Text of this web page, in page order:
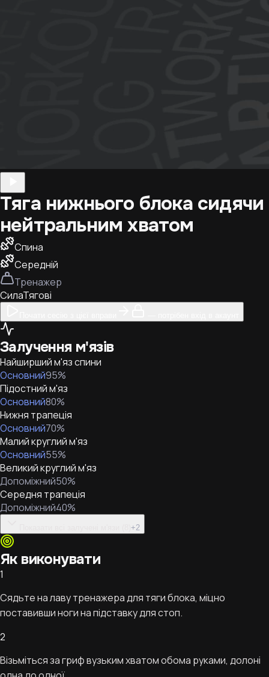
Тяга нижнього блока сидячи
нейтральним хватом
Спина
Середній
Тренажер
СилаТягові
Залучення м'язів
Найширший м'яз спини
Основний95%
Підостний м'яз
Основний80%
Нижня трапеція
Основний70%
Малий круглий м'яз
Основний55%
Великий круглий м'яз
Допоміжний50%
Середня трапеція
Допоміжний40%
+2
Як виконувати
1
Сядьте на лаву тренажера для тяги блока, міцно
поставивши ноги на підставку для стоп.
2
Візьміться за гриф вузьким хватом обома руками, долоні